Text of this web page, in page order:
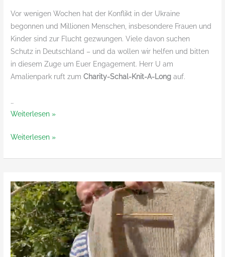
Vor wenigen Wochen hat der Konflikt in der Ukraine
begonnen und Millionen Menschen, insbesondere Frauen und
Kinder sind zur Flucht gezwungen. Viele davon suchen
Schutz in Deutschland – und da wollen wir helfen und bitten
in diesem Zuge um Euer Engagement. Herr U am
Amalienpark ruft zumCharity-Schal-Knit-A-Long auf.
…
LOVE
PEACE
den
Frieden
Weiterlesen »
LOVE
Schal
für
den
Frieden
Weiterlesen »